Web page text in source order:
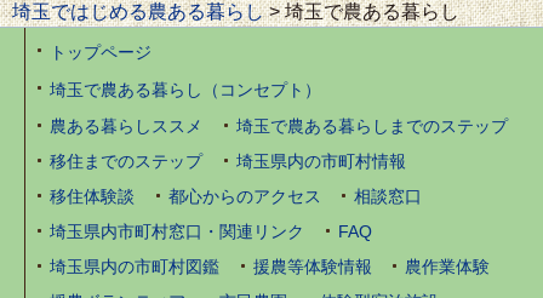
戻
埼玉ではじめる農ある暮らし> 埼玉で農ある暮らし
トップページ
埼玉で農ある暮らし（コンセプト）
農ある暮らしススメ
埼玉で農ある暮らしまでのステップ
移住までのステップ
埼玉県内の市町村情報
移住体験談
都心からのアクセス
相談窓口
埼玉県内市町村窓口・関連リンク
FAQ
埼玉県内の市町村図鑑
援農等体験情報
農作業体験